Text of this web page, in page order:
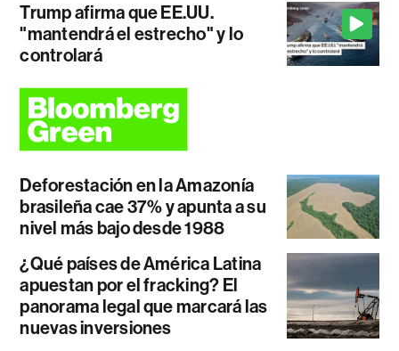
Trump afirma que EE.UU.
"mantendrá el estrecho" y lo
controlará
Deforestación en la Amazonía
brasileña cae 37% y apunta a su
nivel más bajo desde 1988
¿Qué países de América Latina
apuestan por el fracking? El
panorama legal que marcará las
nuevas inversiones